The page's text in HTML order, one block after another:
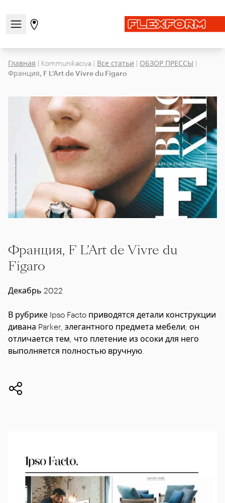
Открыть/закрыть меню навигации
Перейти на страницу магазинов
Главная | Kommunikaciya | Все статьи | ОБЗОР ПРЕССЫ |
Франция, F L’Art de Vivre du Figaro
Франция, F L’Art de Vivre du
Figaro
Декабрь 2022
В рубрике Ipso Facto приводятся детали конструкции
дивана Parker, элегантного предмета мебели; он
отличается тем, что плетение из осоки для него
выполняется полностью вручную.